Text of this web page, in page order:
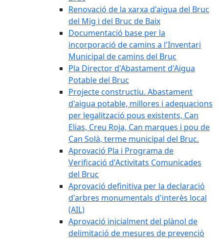
Renovació de la xarxa d'aigua del Bruc
del Mig i del Bruc de Baix
Documentació base per la
incorporació de camins a l'Inventari
Municipal de camins del Bruc
Pla Director d'Abastament d'Aigua
Potable del Bruc
Projecte constructiu. Abastament
d'aigua potable, millores i adequacions
per legalització pous existents, Can
Elias, Creu Roja, Can marques i pou de
Can Solà, terme municipal del Bruc.
Aprovació Pla i Programa de
Verificació d'Activitats Comunicades
del Bruc
Aprovació definitiva per la declaració
d'arbres monumentals d'interès local
(AIL)
Aprovació inicialment del plànol de
delimitació de mesures de prevenció